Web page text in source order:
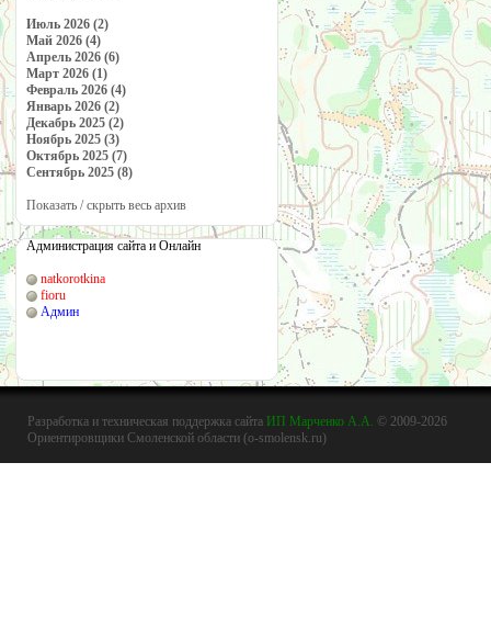
Июль 2026 (2)
Май 2026 (4)
Апрель 2026 (6)
Март 2026 (1)
Февраль 2026 (4)
Январь 2026 (2)
Декабрь 2025 (2)
Ноябрь 2025 (3)
Октябрь 2025 (7)
Сентябрь 2025 (8)
Показать / скрыть весь архив
Администрация сайта и Онлайн
natkorotkina
fioru
Админ
Разработка и техническая поддержка сайта ИП Марченко А.А. © 2009-2026
Ориентировщики Смоленской области (o-smolensk.ru)